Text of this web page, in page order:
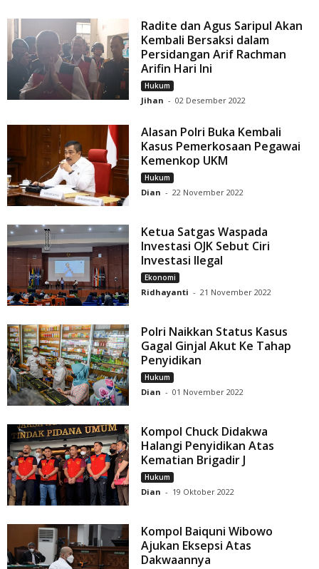
Radite dan Agus Saripul Akan
Kembali Bersaksi dalam
Persidangan Arif Rachman
Arifin Hari Ini
Hukum
Jihan - 02 Desember 2022
Alasan Polri Buka Kembali
Kasus Pemerkosaan Pegawai
Kemenkop UKM
Hukum
Dian - 22 November 2022
Ketua Satgas Waspada
Investasi OJK Sebut Ciri
Investasi Ilegal
Ekonomi
Ridhayanti - 21 November 2022
Polri Naikkan Status Kasus
Gagal Ginjal Akut Ke Tahap
Penyidikan
Hukum
Dian - 01 November 2022
Kompol Chuck Didakwa
Halangi Penyidikan Atas
Kematian Brigadir J
Hukum
Dian - 19 Oktober 2022
Kompol Baiquni Wibowo
Ajukan Eksepsi Atas
Dakwaannya